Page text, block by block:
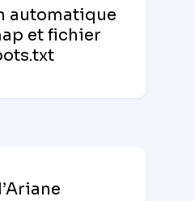
automatique
et fichier